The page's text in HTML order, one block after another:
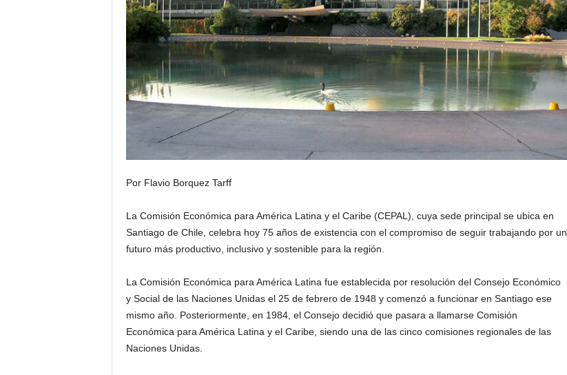
Por Flavio Borquez Tarff
La Comisión Económica para América Latina y el Caribe (CEPAL), cuya sede principal se ubica en
Santiago de Chile, celebra hoy 75 años de existencia con el compromiso de seguir trabajando por un
futuro más productivo, inclusivo y sostenible para la región.
La Comisión Económica para América Latina fue establecida por resolución del Consejo Económico
y Social de las Naciones Unidas el 25 de febrero de 1948 y comenzó a funcionar en Santiago ese
mismo año. Posteriormente, en 1984, el Consejo decidió que pasara a llamarse Comisión
Económica para América Latina y el Caribe, siendo una de las cinco comisiones regionales de las
Naciones Unidas.